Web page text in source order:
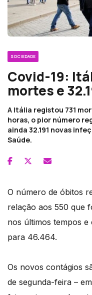
SOCIEDADE
Covid-19:
mortes e
A Itália registou 731
horas, o pior número
ainda 32.191 novas
Saúde.
O número de óbitos
relação aos 550 que
nos últimos tempos e
para 46.464.
Os novos contágios
de segunda-feira –